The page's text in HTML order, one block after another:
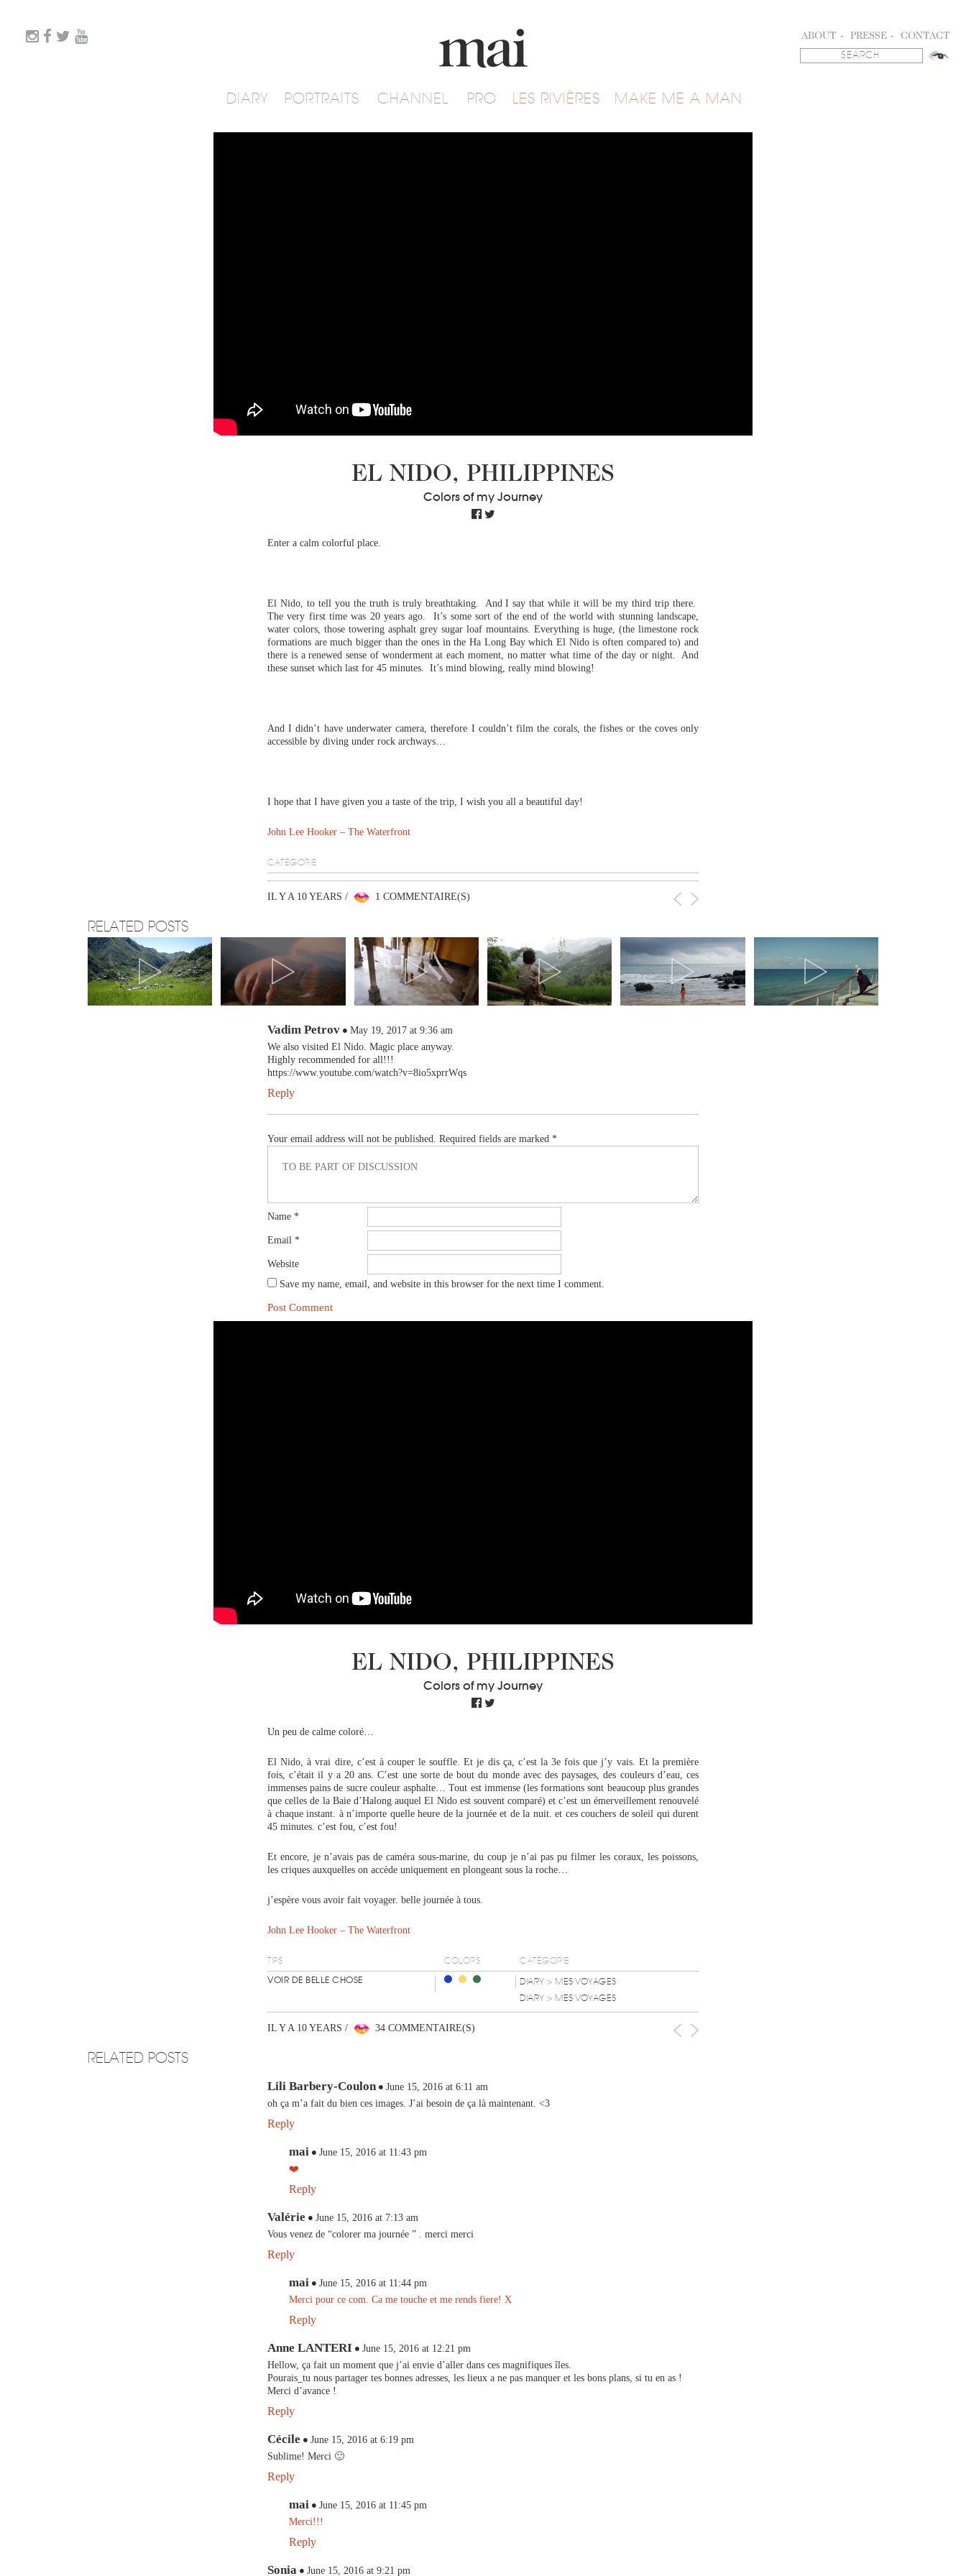
DIARY PORTRAITS CHANNEL PRO LES RIVIÈRES MAKE ME A MAN
ABOUT PRESSE CONTACT
EL NIDO, PHILIPPINES
Colors of my Journey
Enter a calm colorful place.
El Nido, to tell you the truth is truly breathtaking. And I say that while it will be my third trip there.
The very first time was 20 years ago. It’s some sort of the end of the world with stunning landscape,
water colors, those towering asphalt grey sugar loaf mountains. Everything is huge, (the limestone rock
formations are much bigger than the ones in the Ha Long Bay which El Nido is often compared to) and
there is a renewed sense of wonderment at each moment, no matter what time of the day or night. And
these sunset which last for 45 minutes. It’s mind blowing, really mind blowing!
And I didn’t have underwater camera, therefore I couldn’t film the corals, the fishes or the coves only
accessible by diving under rock archways…
I hope that I have given you a taste of the trip, I wish you all a beautiful day!
John Lee Hooker – The Waterfront
CATÉGORIE
IL Y A 10 YEARS / 1 COMMENTAIRE(S)
RELATED POSTS
Vadim Petrov
May 19, 2017 at 9:36 am
We also visited El Nido. Magic place anyway.
Highly recommended for all!!!
https://www.youtube.com/watch?v=8io5xprrWqs
Reply
Your email address will not be published. Required fields are marked *
Name *
Email *
Website
Save my name, email, and website in this browser for the next time I comment.
EL NIDO, PHILIPPINES
Colors of my Journey
Un peu de calme coloré…
El Nido, à vrai dire, c’est à couper le souffle. Et je dis ça, c’est la 3e fois que j’y vais. Et la première
fois, c’était il y a 20 ans. C’est une sorte de bout du monde avec des paysages, des couleurs d’eau, ces
immenses pains de sucre couleur asphalte… Tout est immense (les formations sont beaucoup plus grandes
que celles de la Baie d’Halong auquel El Nido est souvent comparé) et c’est un émerveillement renouvelé
à chaque instant. à n’importe quelle heure de la journée et de la nuit. et ces couchers de soleil qui durent
45 minutes. c’est fou, c’est fou!
Et encore, je n’avais pas de caméra sous-marine, du coup je n’ai pas pu filmer les coraux, les poissons,
les criques auxquelles on accède uniquement en plongeant sous la roche…
j’espère vous avoir fait voyager. belle journée à tous.
John Lee Hooker – The Waterfront
TIPS COLORS CATÉGORIE
VOIR DE BELLE CHOSE DIARY > MES VOYAGES
DIARY > MES VOYAGES
IL Y A 10 YEARS / 34 COMMENTAIRE(S)
RELATED POSTS
Lili Barbery-Coulon
June 15, 2016 at 6:11 am
oh ça m’a fait du bien ces images. J’ai besoin de ça là maintenant. <3
Reply
mai
June 15, 2016 at 11:43 pm
❤️
Reply
Valérie
June 15, 2016 at 7:13 am
Vous venez de “colorer ma journée ” . merci merci
Reply
mai
June 15, 2016 at 11:44 pm
Merci pour ce com. Ca me touche et me rends fiere! X
Reply
Anne LANTERI
June 15, 2016 at 12:21 pm
Hellow, ça fait un moment que j’ai envie d’aller dans ces magnifiques îles.
Pourais_tu nous partager tes bonnes adresses, les lieux a ne pas manquer et les bons plans, si tu en as !
Merci d’avance !
Reply
Cécile
June 15, 2016 at 6:19 pm
Sublime! Merci 🙂
Reply
mai
June 15, 2016 at 11:45 pm
Merci!!!
Reply
Sonia June 15, 2016 at 9:21 pm